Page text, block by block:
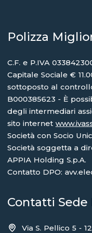
Polizza
C.F. e P.IVA
Capitale Sociale €
sottoposto al
B000385623 - È
degli intermediari
sito internet
Società con Socio
Società soggetta a
APPIA Holding S.p.A.
Contatto DPO:
Contatti Sede
Via S. Pellico 5 -